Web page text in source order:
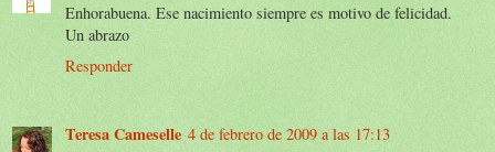
Enhorabuena. Ese nacimiento siempre es motivo de felicidad.
Un abrazo
Responder
Teresa Cameselle 4 de febrero de 2009 a las 17:13